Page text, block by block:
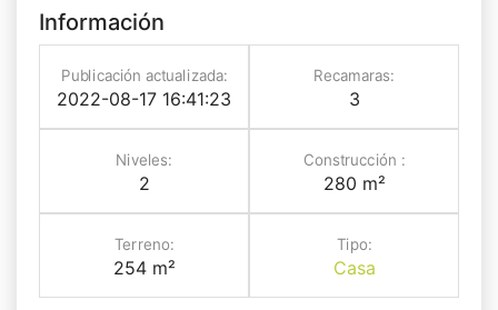
Información
Publicación actualizada:
2022-08-17 16:41:23
Recamaras:
3
Niveles:
2
Construcción :
280 m²
Terreno:
254 m²
Tipo:
Casa